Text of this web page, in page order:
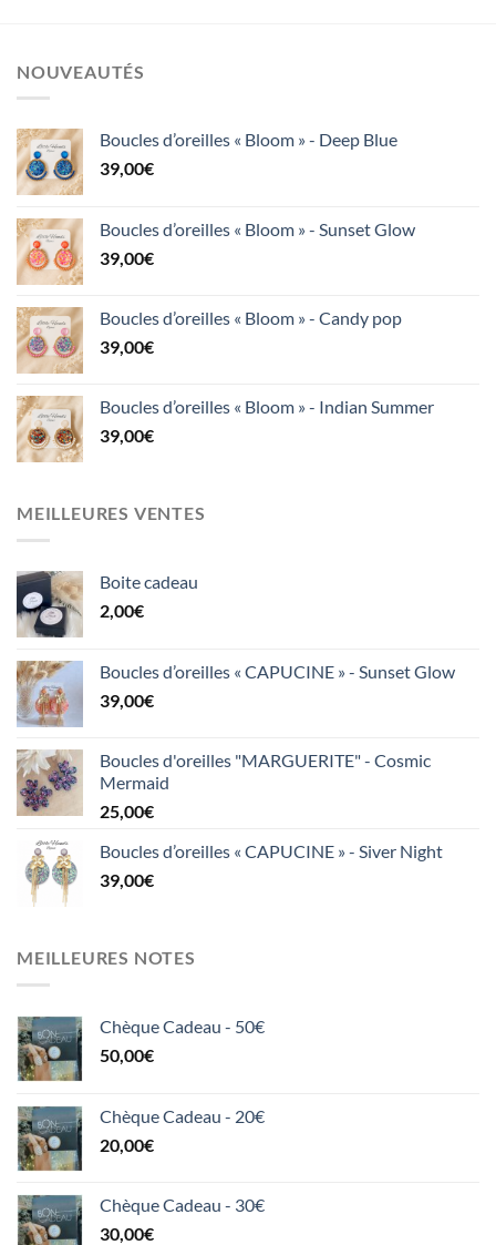
NOUVEAUTÉS
Boucles d’oreilles « Bloom » - Deep Blue
39,00€
Boucles d’oreilles « Bloom » - Sunset Glow
39,00€
Boucles d’oreilles « Bloom » - Candy pop
39,00€
Boucles d’oreilles « Bloom » - Indian Summer
39,00€
MEILLEURES VENTES
Boite cadeau
2,00€
Boucles d’oreilles « CAPUCINE » - Sunset Glow
39,00€
Boucles d'oreilles "MARGUERITE" - Cosmic
Mermaid
25,00€
Boucles d’oreilles « CAPUCINE » - Siver Night
39,00€
MEILLEURES NOTES
Chèque Cadeau - 50€
50,00€
Chèque Cadeau - 20€
20,00€
Chèque Cadeau - 30€
30,00€